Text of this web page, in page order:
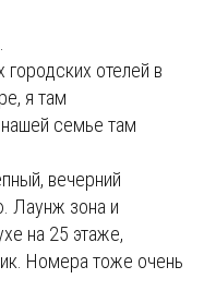
городских отелей в
я там
нашей семье там
вечерний
Лаунж зона и
на 25 этаже,
Номера тоже очень